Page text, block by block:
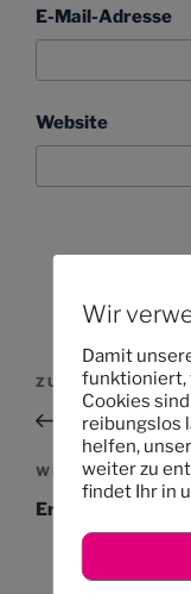
E-Mail-Adresse
Website
Vorheriger
Beitrag
ZURÜCK
Für politisch
Nächster
Beitrag
WEITER
Ergotherapie ab
Wir
Damit
funktioniert,
Cookies
reibungslos
helfen,
weiter zu
findet Ihr in